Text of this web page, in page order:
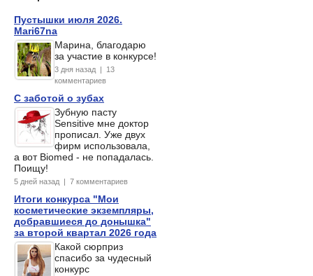
Пустышки июля 2026.
Mari67na
Марина, благодарю
за участие в конкурсе!
3 дня назад | 13
комментариев
С заботой о зубах
Зубную пасту
Sensitive мне доктор
прописал. Уже двух
фирм использовала,
а вот Biomed - не попадалась.
Поищу!
5 дней назад | 7 комментариев
Итоги конкурса "Мои
косметические экземпляры,
добравшиеся до донышка"
за второй квартал 2026 года
Какой сюрприз
спасибо за чудесный
конкурс